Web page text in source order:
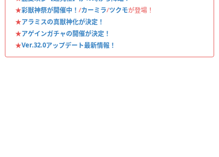
★彩獣神祭が開催中！ /カーミラ/ツクモが登場！
★アラミスの真獣神化が決定！
★アゲインガチャの開催が決定！
★Ver.32.0アップデート最新情報！